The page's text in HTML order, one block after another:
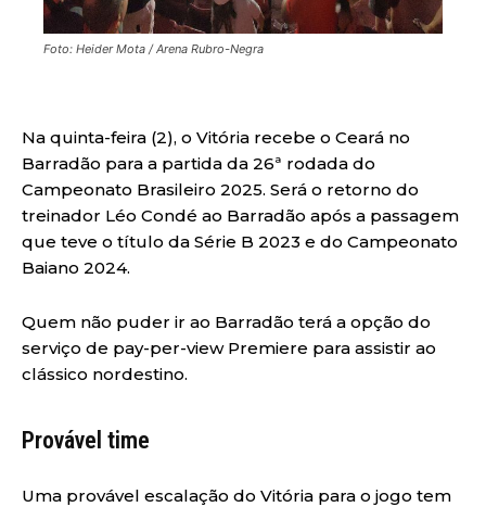
Foto: Heider Mota / Arena Rubro-Negra
Na quinta-feira (2), o Vitória recebe o Ceará no
Barradão para a partida da 26ª rodada do
Campeonato Brasileiro 2025. Será o retorno do
treinador Léo Condé ao Barradão após a passagem
que teve o título da Série B 2023 e do Campeonato
Baiano 2024.
Quem não puder ir ao Barradão terá a opção do
serviço de pay-per-view Premiere para assistir ao
clássico nordestino.
Provável time
Uma provável escalação do Vitória para o jogo tem